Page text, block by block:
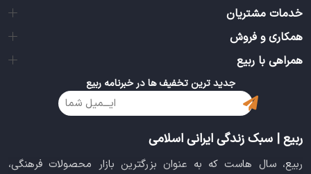
خدمات مشتریان
همکاری و فروش
همراهی با ربیع
جدید ترین تخفیف ها در خبرنامه ربیع
ربیع | سبک زندگی ایرانی اسلامی
ربیع، سال هاست که به عنوان بزرگترین بازار محصولات فرهنگی،